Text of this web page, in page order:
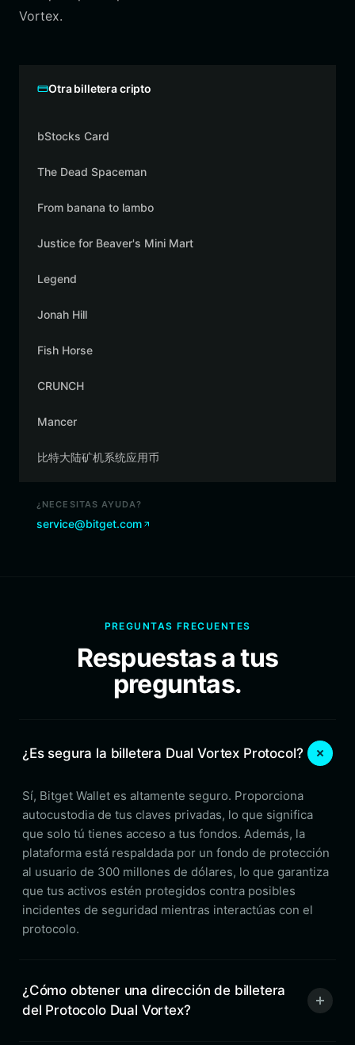
Vortex.
Otra billetera cripto
bStocks Card
The Dead Spaceman
From banana to lambo
Justice for Beaver's Mini Mart
Legend
Jonah Hill
Fish Horse
CRUNCH
Mancer
比特大陆矿机系统应用币
¿NECESITAS AYUDA?
service@bitget.com
PREGUNTAS FRECUENTES
Respuestas a tus
preguntas.
¿Es segura la billetera Dual Vortex Protocol?
Sí, Bitget Wallet es altamente seguro. Proporciona
autocustodia de tus claves privadas, lo que significa
que solo tú tienes acceso a tus fondos. Además, la
plataforma está respaldada por un fondo de protección
al usuario de 300 millones de dólares, lo que garantiza
que tus activos estén protegidos contra posibles
incidentes de seguridad mientras interactúas con el
protocolo.
¿Cómo obtener una dirección de billetera
del Protocolo Dual Vortex?